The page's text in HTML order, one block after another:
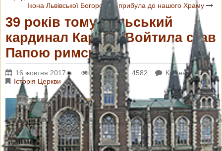
Ікона Львівської Богородиці прибула до нашого Храму
39 років тому польський
кардинал Кароль Войтила став
Папою римським
16 жовтня 2017 р. Переглядів: 4582
Коментарі: 0
Історія Церкви